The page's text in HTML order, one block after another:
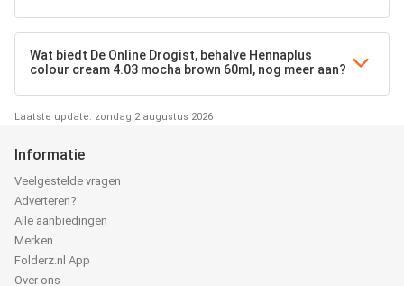
Wat biedt De Online Drogist, behalve Hennaplus
colour cream 4.03 mocha brown 60ml, nog meer aan?
Laatste update: zondag 2 augustus 2026
Informatie
Veelgestelde vragen
Adverteren?
Alle aanbiedingen
Merken
Folderz.nl App
Over ons